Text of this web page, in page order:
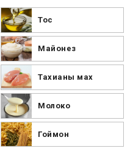
Тос
Майонез
Тахианы мах
Молоко
Гоймон